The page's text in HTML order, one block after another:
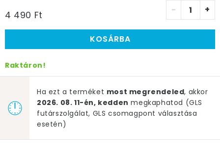
4 490 Ft - +
KOSÁRBA
Raktáron!
Ha ezt a terméket most megrendeled, akkor
2026. 08. 11-én, kedden megkaphatod (GLS
futárszolgálat, GLS csomagpont választása
esetén)